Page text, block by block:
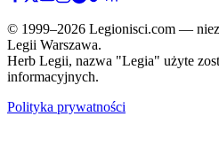
© 1999–2026 Legionisci.com —
Legii Warszawa.
Herb Legii, nazwa "Legia" użyte
informacyjnych.
Polityka prywatności